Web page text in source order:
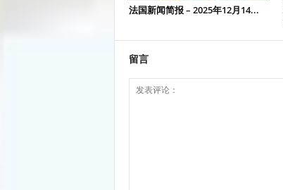
法国新闻简报 – 2025年12月14...
留言